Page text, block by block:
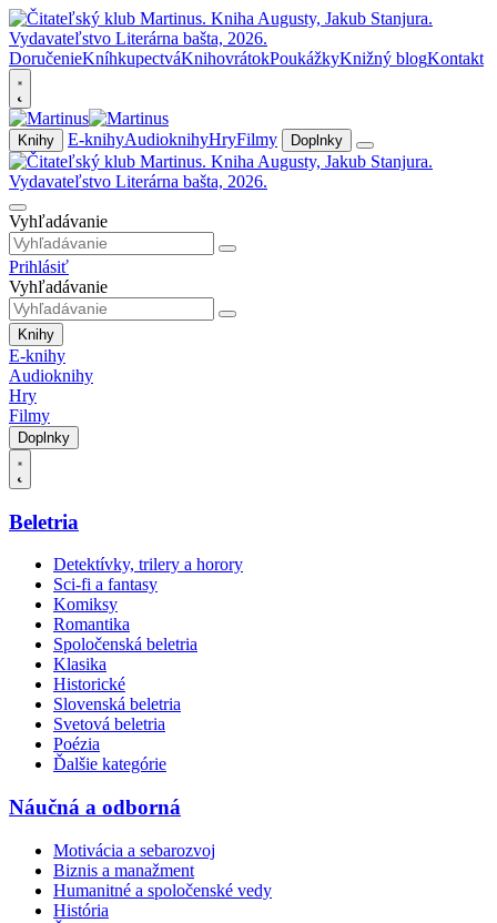
DoručenieKníhkupectváKnihovrátokPoukážkyKnižný blogKontakt
Knihy E-knihyAudioknihyHryFilmy Doplnky
Vyhľadávanie
Prihlásiť
Vyhľadávanie
Knihy
E-knihy
Audioknihy
Hry
Filmy
Doplnky
Beletria
Detektívky, trilery a horory
Sci-fi a fantasy
Komiksy
Romantika
Spoločenská beletria
Klasika
Historické
Slovenská beletria
Svetová beletria
Poézia
Ďalšie kategórie
Náučná a odborná
Motivácia a sebarozvoj
Biznis a manažment
Humanitné a spoločenské vedy
História